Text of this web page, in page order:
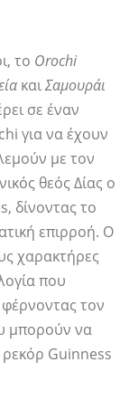
το Orochi
καιΣαμουράι
σε έναν
για να έχουν
με τον
θεός Δίας ο
δίνοντας το
επιρροή. Ο
χαρακτήρες
που
τον
μπορούν να
Guinness